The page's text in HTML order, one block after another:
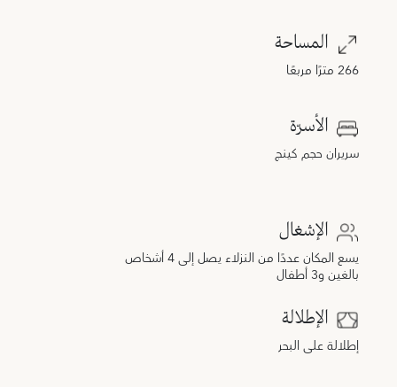
المساحة
266 مترًا مربعًا
الأسرّة
سريران حجم كينج
الإشغال
يسع المكان عددًا من النزلاء يصل إلى 4 أشخاص
بالغين و3 أطفال
الإطلالة
إطلالة على البحر